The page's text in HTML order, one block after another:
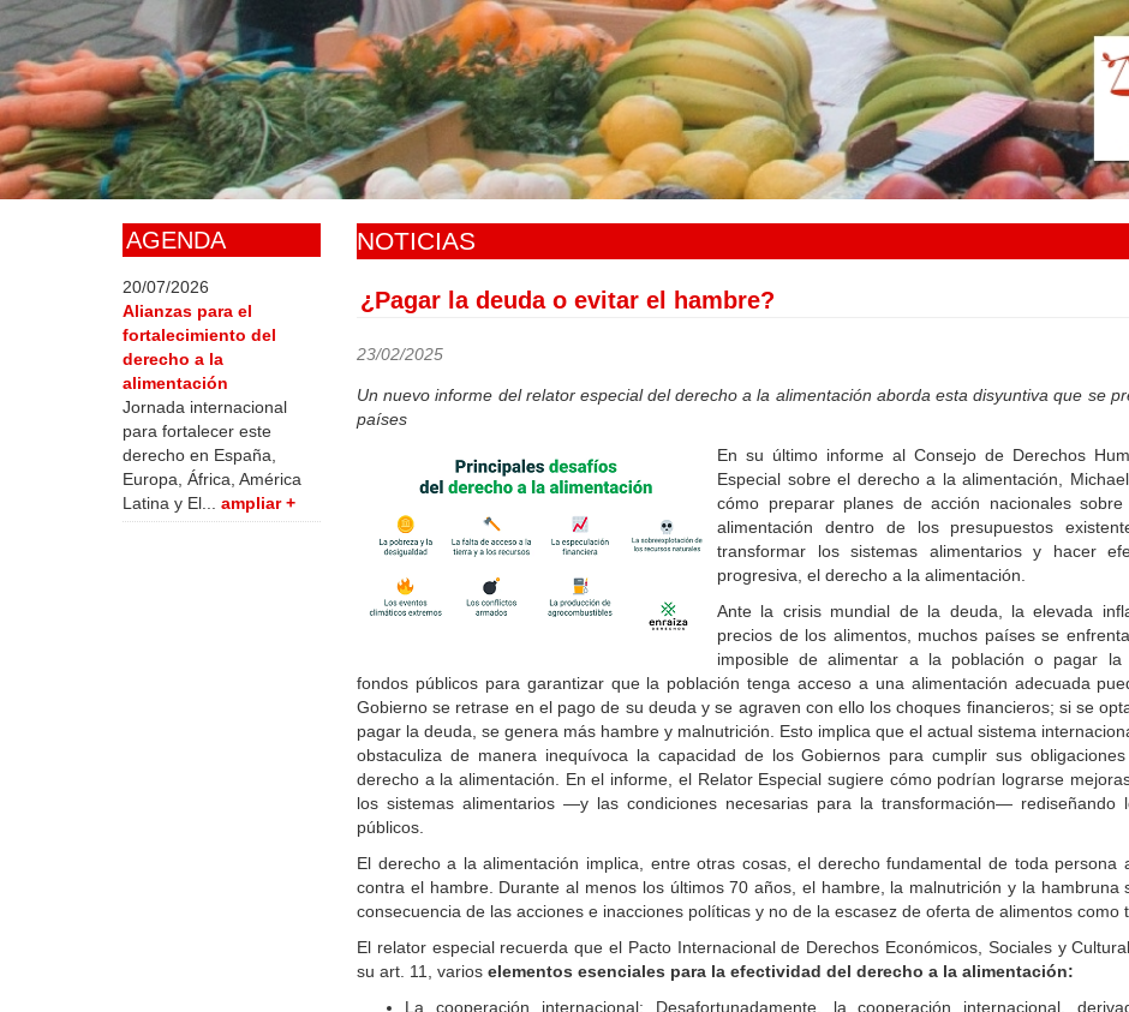
Skip
to
main
content
AGENDA
20/07/2026
Alianzas para el
fortalecimiento del
derecho a la
alimentación
Jornada internacional
para fortalecer este
derecho en España,
Europa, África, América
Latina y El... ampliar +
NOTICIAS
¿Pagar la deuda o evitar el hambre?
23/02/2025
Un nuevo informe del relator especial del derecho a la alimentación aborda esta disyuntiva que se
países
En su último informe al Consejo de Derechos
Especial sobre el derecho a la alimentación,
cómo preparar planes de acción nacionales
alimentación dentro de los presupuestos
transformar los sistemas alimentarios y hacer
progresiva, el derecho a la alimentación.
Ante la crisis mundial de la deuda, la elevada
precios de los alimentos, muchos países se
imposible de alimentar a la población o pagar la
fondos públicos para garantizar que la población tenga acceso a una alimentación adecuada
Gobierno se retrase en el pago de su deuda y se agraven con ello los choques financieros; si se
pagar la deuda, se genera más hambre y malnutrición. Esto implica que el actual sistema
obstaculiza de manera inequívoca la capacidad de los Gobiernos para cumplir sus
derecho a la alimentación. En el informe, el Relator Especial sugiere cómo podrían lograrse
los sistemas alimentarios —y las condiciones necesarias para la transformación— rediseñando
públicos.
El derecho a la alimentación implica, entre otras cosas, el derecho fundamental de toda persona
contra el hambre. Durante al menos los últimos 70 años, el hambre, la malnutrición y la hambruna
consecuencia de las acciones e inacciones políticas y no de la escasez de oferta de alimentos como
El relator especial recuerda que el Pacto Internacional de Derechos Económicos, Sociales y
su art. 11, varios elementos esenciales para la efectividad del derecho a la alimentación:
La cooperación internacional: Desafortunadamente, la cooperación internacional,